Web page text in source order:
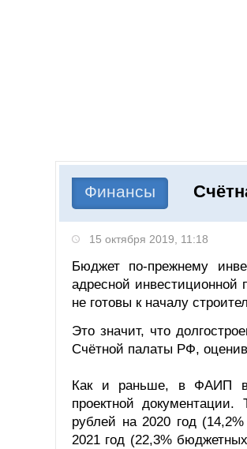
Поиск
НОВОСТИ
Финансы
15 октября 2019, 11:18
Бюджет по-прежнему
адресной
не готовы к началу
Это значит, что
Счётной палаты РФ,
Как и раньше, в ФАИП
проектной
рублей на 2020 год
2021 год (22,3%